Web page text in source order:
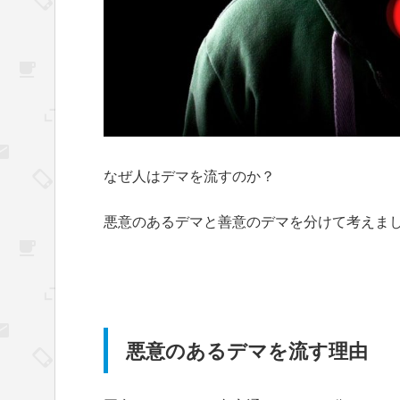
なぜ人はデマを流すのか？
悪意のあるデマと善意のデマを分けて考えま
悪意のあるデマを流す理由